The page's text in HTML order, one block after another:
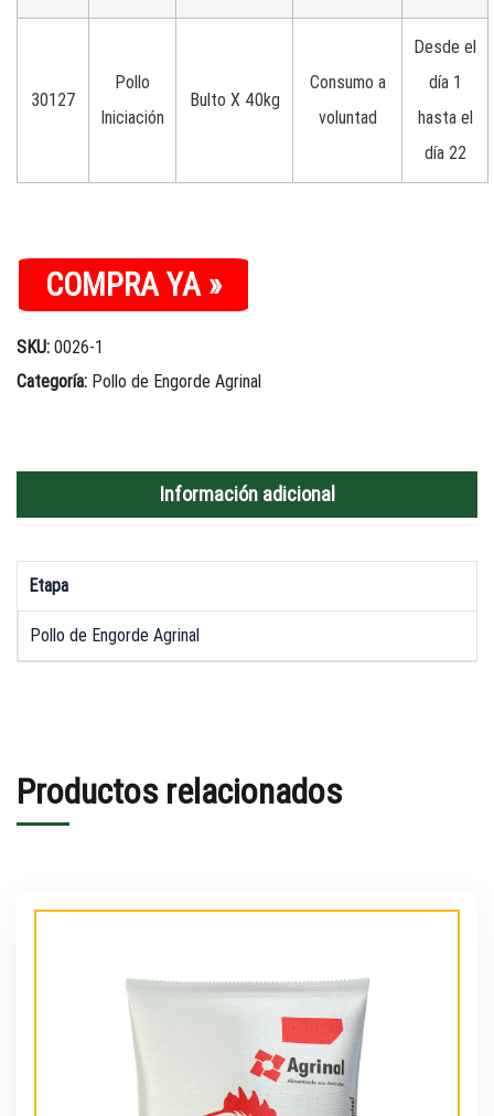
30127
Pollo
Iniciación
Bulto X 40kg
Consumo a
voluntad
Desde el
día 1
hasta el
día 22
COMPRA YA »
SKU: 0026-1
Categoría: Pollo de Engorde Agrinal
Información adicional
Etapa
Pollo de Engorde Agrinal
Productos relacionados